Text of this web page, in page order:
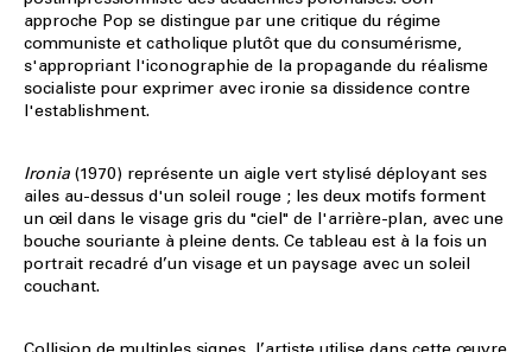
approche Pop se distingue par une critique du régime
communiste et catholique plutôt que du consumérisme,
s'appropriant l'iconographie de la propagande du réalisme
socialiste pour exprimer avec ironie sa dissidence contre
l'establishment.
Ironia (1970) représente un aigle vert stylisé déployant ses
ailes au-dessus d'un soleil rouge ; les deux motifs forment
un œil dans le visage gris du "ciel" de l'arrière-plan, avec une
bouche souriante à pleine dents. Ce tableau est à la fois un
portrait recadré d’un visage et un paysage avec un soleil
couchant.